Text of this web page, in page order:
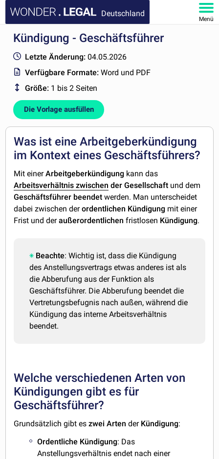
Deutschland
Menü
HOMEPAGE
DOKUMENTE
FAQ
KONTAKT
MEIN KONTO
Kündigung - Geschäftsführer
Letzte Änderung: 04.05.2026
Verfügbare Formate:Word und PDF
Größe: 1 bis 2 Seiten
Die Vorlage ausfüllen
Was ist eine Arbeitgeberkündigung
im Kontext eines Geschäftsführers?
Mit einerArbeitgeberkündigung kann das
Arbeitsverhältnis zwischen der Gesellschaft und dem
Geschäftsführer beendet werden. Man unterscheidet
dabei zwischen derordentlichen Kündigung mit einer
Frist und deraußerordentlichen fristlosen Kündigung.
Beachte: Wichtig ist, dass die Kündigung
des Anstellungsvertrags etwas anderes ist als
die Abberufung aus der Funktion als
Geschäftsführer. Die Abberufung beendet die
Vertretungsbefugnis nach außen, während die
Kündigung das interne Arbeitsverhältnis
beendet.
Welche verschiedenen Arten von
Kündigungen gibt es für
Geschäftsführer?
Grundsätzlich gibt eszwei Arten der Kündigung:
Ordentliche Kündigung: Das
Anstellungsverhältnis endet nach einer